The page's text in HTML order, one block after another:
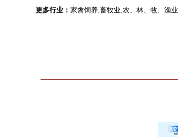
更多行业： 家禽饲养,畜牧业,农、林、牧、渔业